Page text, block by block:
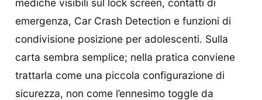
emergenza, Car Crash Detection e funzioni di
condivisione posizione per adolescenti. Sulla
carta sembra semplice; nella pratica conviene
trattarla come una piccola configurazione di
sicurezza, non come l’ennesimo toggle da